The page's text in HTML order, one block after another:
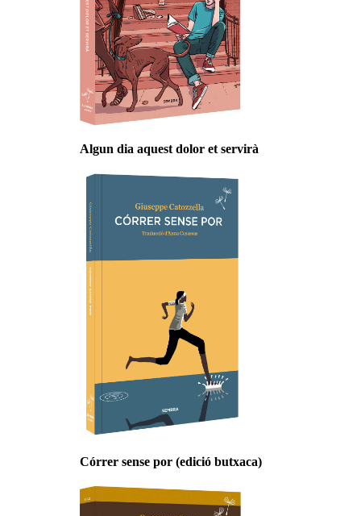
Algun dia aquest dolor et servirà
Córrer sense por (edició butxaca)